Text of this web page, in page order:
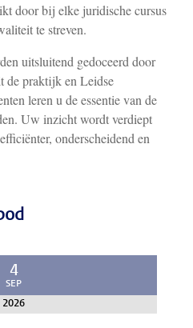
door bij elke juridische cursus
te streven.
uitsluitend gedoceerd door
de praktijk en Leidse
leren u de essentie van de
Uw inzicht wordt verdiept
onderscheidend en
4
SEP
2026